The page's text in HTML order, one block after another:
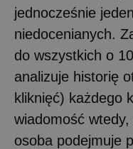
jednocześnie
niedocenianych.
do wszystkich o
analizuje historię
kliknięć) każdego
wiadomość
osoba podejmuje